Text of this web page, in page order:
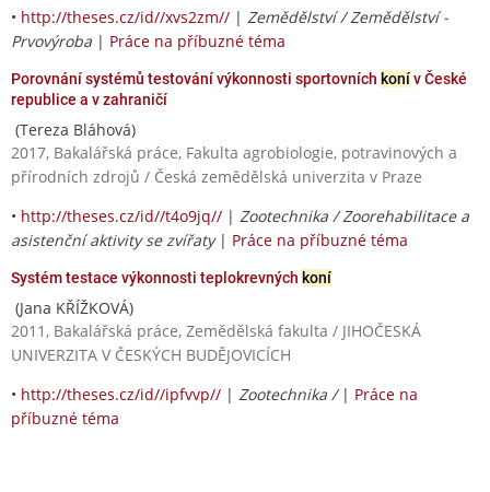
• http://theses.cz/id//xvs2zm// | Zemědělství / Zemědělství -
Prvovýroba | Práce na příbuzné téma
Porovnání systémů testování výkonnosti sportovních konív České
republice a v zahraničí
(Tereza Bláhová)
2017, Bakalářská práce, Fakulta agrobiologie, potravinových a
přírodních zdrojů / Česká zemědělská univerzita v Praze
• http://theses.cz/id//t4o9jq// | Zootechnika / Zoorehabilitace a
asistenční aktivity se zvířaty| Práce na příbuzné téma
Systém testace výkonnosti teplokrevných koní
(Jana KŘÍŽKOVÁ)
2011, Bakalářská práce, Zemědělská fakulta / JIHOČESKÁ
UNIVERZITA V ČESKÝCH BUDĚJOVICÍCH
• http://theses.cz/id//ipfvvp// | Zootechnika / | Práce na
příbuzné téma